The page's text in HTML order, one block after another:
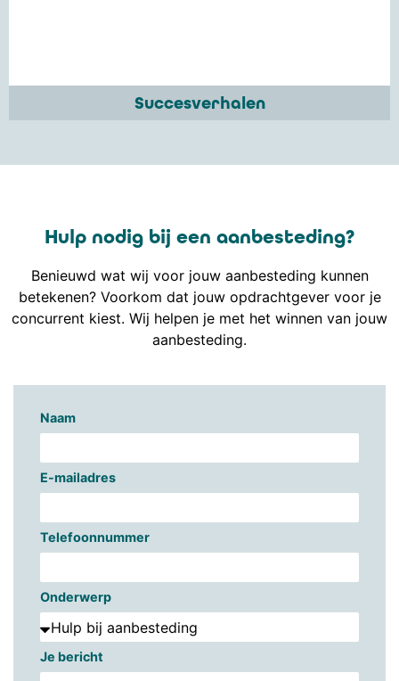
Succesverhalen
Hulp nodig bij een aanbesteding?
Benieuwd wat wij voor jouw aanbesteding kunnen
betekenen? Voorkom dat jouw opdrachtgever voor je
concurrent kiest. Wij helpen je met het winnen van jouw
aanbesteding.
Naam
E-mailadres
Telefoonnummer
Onderwerp
Je bericht